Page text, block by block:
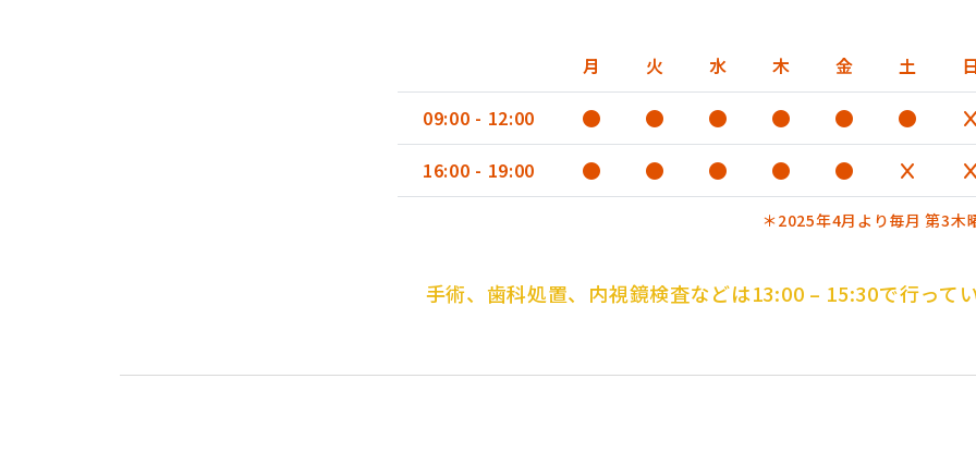
月 火 水 木 金 土
09:00 - 12:00
16:00 - 19:00
＊2025年4月より毎月 第3木
手術、歯科処置、内視鏡検査などは13:00 – 15:30で行って